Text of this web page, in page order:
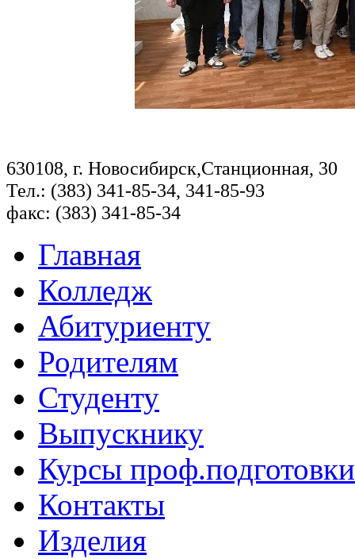
630108, г. Новосибирск,Станционная, 30
Тел.: (383) 341-85-34, 341-85-93
факс: (383) 341-85-34
Главная
Колледж
Абитуриенту
Родителям
Студенту
Выпускнику
Курсы проф.подготовки
Контакты
Изделия